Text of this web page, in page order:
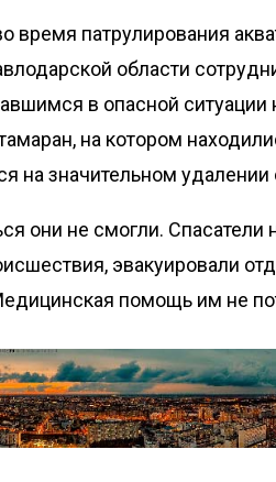
время патрулирования
области
в опасной ситуации
на котором
на значительном удалении
они не смогли. Спасатели
эвакуировали
помощь им не